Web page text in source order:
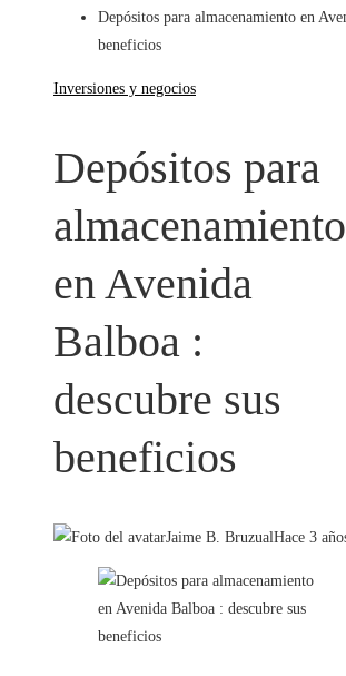
Depósitos para almacenamiento en
beneficios
Inversiones y negocios
Depósitos para
almacenamiento
en Avenida
Balboa :
descubre sus
beneficios
Jaime B. BruzualHace 3